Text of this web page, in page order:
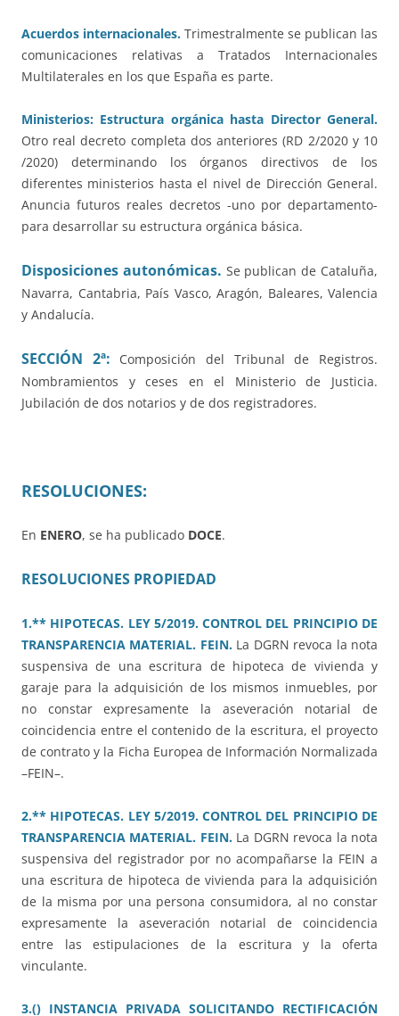
Acuerdos internacionales. Trimestralmente se publican las
comunicaciones relativas a Tratados Internacionales
Multilaterales en los que España es parte.
Ministerios: Estructura orgánica hasta Director General.
Otro real decreto completa dos anteriores (RD 2/2020 y 10
/2020) determinando los órganos directivos de los
diferentes ministerios hasta el nivel de Dirección General.
Anuncia futuros reales decretos -uno por departamento-
para desarrollar su estructura orgánica básica.
Disposiciones autonómicas. Se publican de Cataluña,
Navarra, Cantabria, País Vasco, Aragón, Baleares, Valencia
y Andalucía.
SECCIÓN 2ª: Composición del Tribunal de Registros.
Nombramientos y ceses en el Ministerio de Justicia.
Jubilación de dos notarios y de dos registradores.
RESOLUCIONES:
En ENERO, se ha publicado DOCE.
RESOLUCIONES PROPIEDAD
1.** HIPOTECAS. LEY 5/2019. CONTROL DEL PRINCIPIO DE
TRANSPARENCIA MATERIAL. FEIN.La DGRN revoca la nota
suspensiva de una escritura de hipoteca de vivienda y
garaje para la adquisición de los mismos inmuebles, por
no constar expresamente la aseveración notarial de
coincidencia entre el contenido de la escritura, el proyecto
de contrato y la Ficha Europea de Información Normalizada
–FEIN–.
2.** HIPOTECAS. LEY 5/2019. CONTROL DEL PRINCIPIO DE
TRANSPARENCIA MATERIAL. FEIN.La DGRN revoca la nota
suspensiva del registrador por no acompañarse la FEIN a
una escritura de hipoteca de vivienda para la adquisición
de la misma por una persona consumidora, al no constar
expresamente la aseveración notarial de coincidencia
entre las estipulaciones de la escritura y la oferta
vinculante.
3.() INSTANCIA PRIVADA SOLICITANDO RECTIFICACIÓN